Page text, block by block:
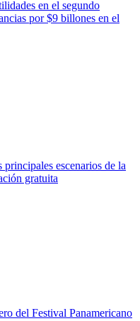
en el segundo
por $9 billones en el
escenarios de la
gratuita
del Festival Panamericano